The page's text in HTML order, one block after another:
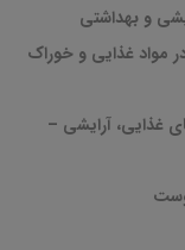
و بهداشتی
مواد غذایی و خوراک
غذایی، آرایشی –